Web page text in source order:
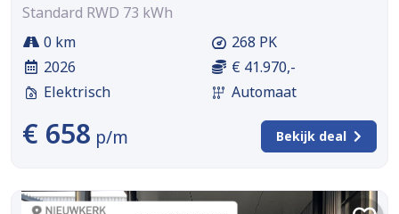
Standard RWD 73 kWh
0 km
2026
Elektrisch
268 PK
€ 41.970,-
Automaat
€ 658 p/m Bekijk deal